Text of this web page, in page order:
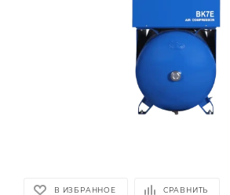
В ИЗБРАННОЕ СРАВНИТЬ